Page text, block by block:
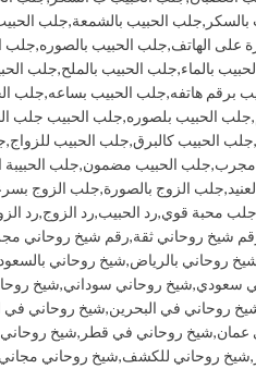
,جلب الحبيب بالشمعة,جلب
على الهاتف,جلب الحبيب بالصوره,جلب
بالماء,جلب الحبيب بالملح,جلب
برقم هاتفه,جلب الحبيب بساعه,جلب
,جلب الحبيب بلصوره,جلب الحبيب جلب
,جلب الحبيب كالبرق,جلب الحبيب للزواج,
مجرب,جلب الحبيب مضمون,جلب الحبيبة
,جلب الزوج بالصورة,جلب الزوج
جلب محبة قوي,رد الحبيب,رد الزوج,رد
شيخ روحاني ثقة,رقم شيخ روحاني
روحاني بالرياض,شيخ روحاني
سعودي,شيخ روحاني سوداني,شيخ
روحاني في البحرين,شيخ روحاني في
عمان,شيخ روحاني في قطر ,شيخ
,شيخ روحاني للكشف,شيخ روحاني مجاني